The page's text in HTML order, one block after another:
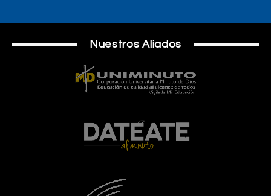
Nuestros Aliados